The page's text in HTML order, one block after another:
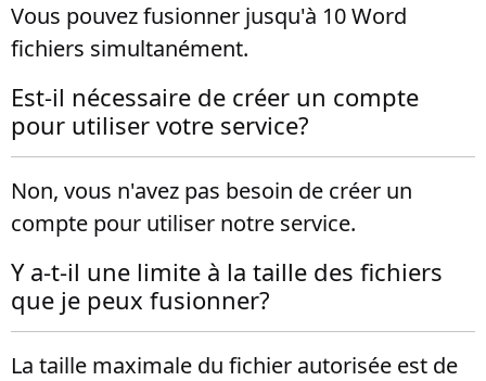
Vous pouvez fusionner jusqu'à 10 Word
fichiers simultanément.
Est-il nécessaire de créer un compte
pour utiliser votre service?
Non, vous n'avez pas besoin de créer un
compte pour utiliser notre service.
Y a-t-il une limite à la taille des fichiers
que je peux fusionner?
La taille maximale du fichier autorisée est de